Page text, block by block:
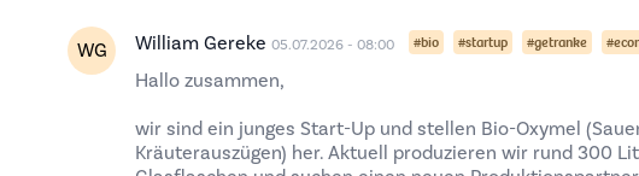
WG William Gereke 05.07.2026 - 08:00 #bio #startup #getranke
Hallo zusammen,
wir sind ein junges Start-Up und stellen Bio-Oxymel
Kräuterauszügen) her. Aktuell produzieren wir rund 300